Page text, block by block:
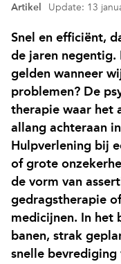
Artikel Update: 13
Snel en efficiënt,
de jaren
gelden wanneer
problemen? De
therapie waar het
allang achteraan
Hulpverlening bij
of grote
de vorm van
gedragstherapie
medicijnen. In het
banen, strak
snelle